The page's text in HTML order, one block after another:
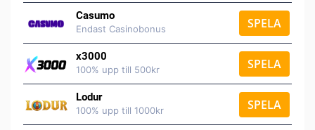
Casumo
Endast Casinobonus SPELA
x3000
100% upp till 500kr SPELA
Lodur
100% upp till 1000kr SPELA